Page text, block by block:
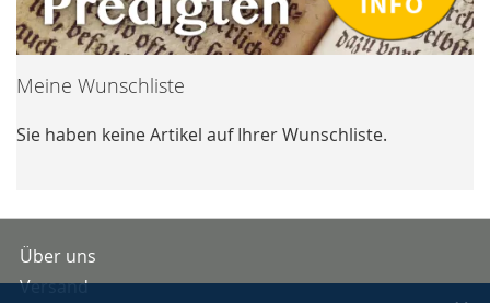
Meine Wunschliste
Sie haben keine Artikel auf Ihrer Wunschliste.
Über uns
Versand